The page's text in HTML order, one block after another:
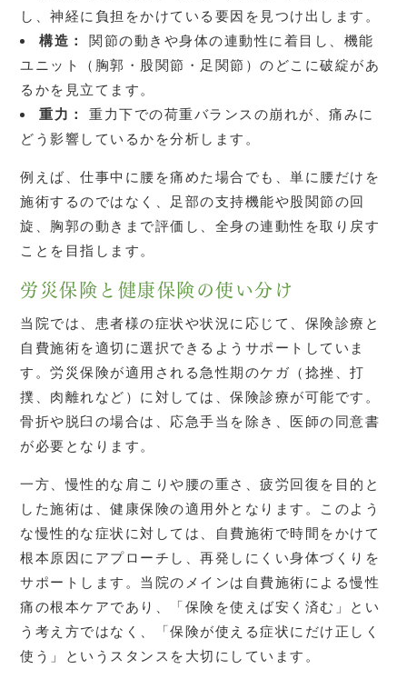
し、神経に負担をかけている要因を見つけ出します。
構造：
関節の動きや身体の連動性に着目し、機能
ユニット（胸郭・股関節・足関節）のどこに破綻があ
るかを見立てます。
重力：
重力下での荷重バランスの崩れが、痛みに
どう影響しているかを分析します。
例えば、仕事中に腰を痛めた場合でも、単に腰だけを
施術するのではなく、足部の支持機能や股関節の回
旋、胸郭の動きまで評価し、全身の連動性を取り戻す
ことを目指します。
労災保険と健康保険の使い分け
当院では、患者様の症状や状況に応じて、保険診療と
自費施術を適切に選択できるようサポートしていま
す。労災保険が適用される急性期のケガ（捻挫、打
撲、肉離れなど）に対しては、保険診療が可能です。
骨折や脱臼の場合は、応急手当を除き、医師の同意書
が必要となります。
一方、慢性的な肩こりや腰の重さ、疲労回復を目的と
した施術は、健康保険の適用外となります。このよう
な慢性的な症状に対しては、自費施術で時間をかけて
根本原因にアプローチし、再発しにくい身体づくりを
サポートします。当院のメインは自費施術による慢性
痛の根本ケアであり、「保険を使えば安く済む」とい
う考え方ではなく、「保険が使える症状にだけ正しく
使う」というスタンスを大切にしています。